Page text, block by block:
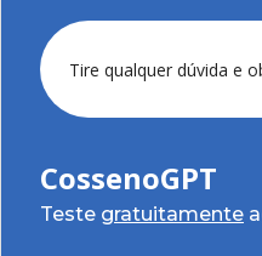
Tire qualquer dúvida e
CossenoGPT
Teste gratuitamente